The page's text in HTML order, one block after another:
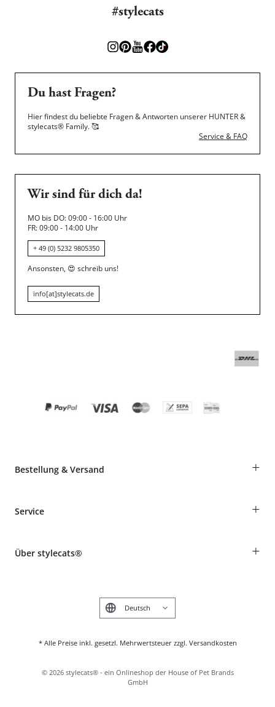
#stylecats
Du hast Fragen?
Hier findest du beliebte Fragen & Antworten unserer HUNTER &
stylecats® Family.🥰
Service & FAQ
Wir sind für dich da!
MO bis DO: 09:00 - 16:00 Uhr
FR: 09:00 - 14:00 Uhr
+ 49 (0) 5232 9805350
Ansonsten, 😍 schreib uns!
info[at]stylecats.de
Bestellung & Versand +
Informationen zur Lieferung
Produkte reklamieren und zurücksenden
Service +
Tierkrankenversicherung
Über stylecats® +
* Alle Preise inkl. gesetzl. Mehrwertsteuer zzgl. Versandkosten
English
© 2026 stylecats® - ein Onlineshop der House of Pet Brands
GmbH